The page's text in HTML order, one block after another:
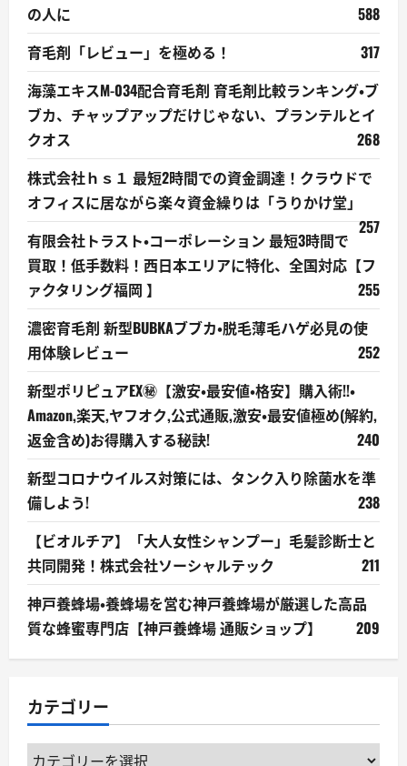
の人に
588
育毛剤「レビュー」を極める！
317
海藻エキスM-034配合育毛剤 育毛剤比較ランキング・ブ
ブカ、チャップアップだけじゃない、プランテルとイ
クオス
268
株式会社ｈｓ１ 最短2時間での資金調達！クラウドで
オフィスに居ながら楽々資金繰りは「うりかけ堂」
257
有限会社トラスト・コーポレーション 最短3時間で
買取！低手数料！西日本エリアに特化、全国対応【フ
ァクタリング福岡 】
255
濃密育毛剤 新型BUBKAブブカ・脱毛薄毛ハゲ必見の使
用体験レビュー
252
新型ポリピュアEX㊙【激安・最安値・格安】購入術!!・
Amazon,楽天,ヤフオク,公式通販,激安・最安値極め(解約,
返金含め)お得購入する秘訣!
240
新型コロナウイルス対策には、タンク入り除菌水を準
備しよう!
238
【ビオルチア】「大人女性シャンプー」毛髪診断士と
共同開発！株式会社ソーシャルテック
211
神戸養蜂場・養蜂場を営む神戸養蜂場が厳選した高品
質な蜂蜜専門店【神戸養蜂場 通販ショップ】
209
カテゴリー
カ